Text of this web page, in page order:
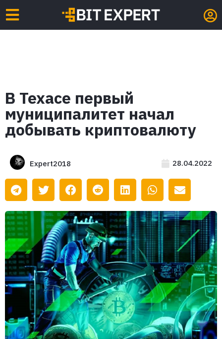
В Техасе первый
муниципалитет начал
добывать криптовалюту
Expert2018 28.04.2022